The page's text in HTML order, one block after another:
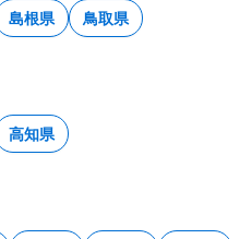
島根県 鳥取県
高知県